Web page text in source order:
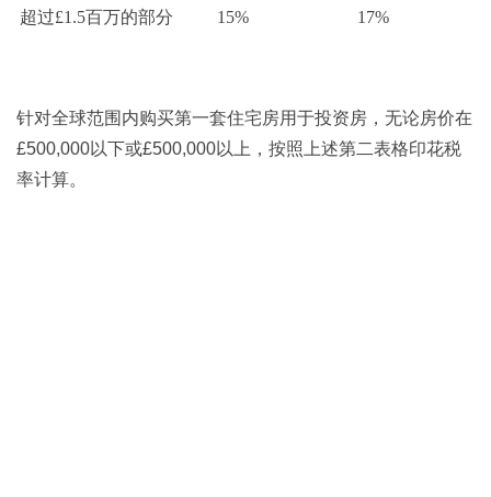
超过£1.5百万的部分 15% 17%
针对全球范围内购买第一套住宅房用于投资房，无论房价在
£500,000以下或£500,000以上，按照上述第二表格印花税
率计算。